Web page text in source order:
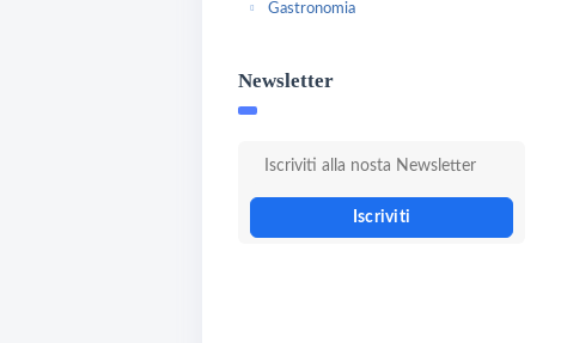
Gastronomia
Newsletter